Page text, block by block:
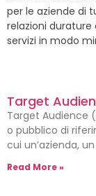
per le aziende di
relazioni
servizi in modo
Target
Target Audience
o pubblico di
cui un’azienda,
Read More »